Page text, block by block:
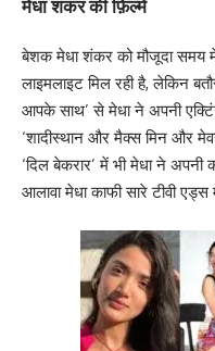
मेधा शंकर की फ़िल्में
बेशक मेधा शंकर को मौजूदा समय
लाइमलाइट मिल रही है, लेकिन
आपके साथ’ से मेधा ने अपनी
‘शादीस्थान और मैक्स मिन और
‘दिल बेकरार’ में भी मेधा ने
आलावा मेधा काफी सारे टीवी